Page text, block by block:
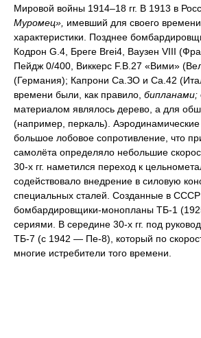
Мировой войны 1914–18 гг. В 1913 в
Муромец», имевший для своего
характеристики. Позднее
Кодрон G.4, Бреге Brei4, Ваузен VIII
Пейдж 0/400, Виккерс F.B.27 «Вими»
(Германия); Капрони Са.ЗО и Са.42
времени были, как правило, бипланами;
материалом являлось дерево, а для
(например, перкаль).
большое лобовое сопротивление, что
самолёта определяло небольшие
30-х гг. наметился переход к
содействовало внедрение в силовую
специальных сталей. Созданные в
бомбардировщики-монопланы ТБ-1
сериями. В середине 30-х гг. под
ТБ-7 (с 1942 — Пе-8), который по
многие истребители того времени.